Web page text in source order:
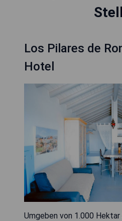
Los Pilares de
Hotel
Umgeben von 1.000